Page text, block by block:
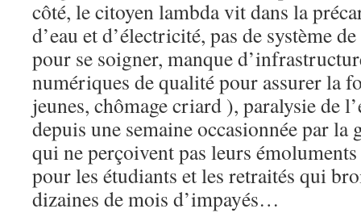
côté, le citoyen lambda vit dans la
d’eau et d’électricité, pas de système
pour se soigner, manque
numériques de qualité pour assurer la
jeunes, chômage criard ), paralysie de
depuis une semaine occasionnée par la
qui ne perçoivent pas leurs
pour les étudiants et les retraités qui
dizaines de mois d’impayés…